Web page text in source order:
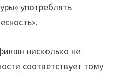
употреблять
нисколько не
соответствует тому